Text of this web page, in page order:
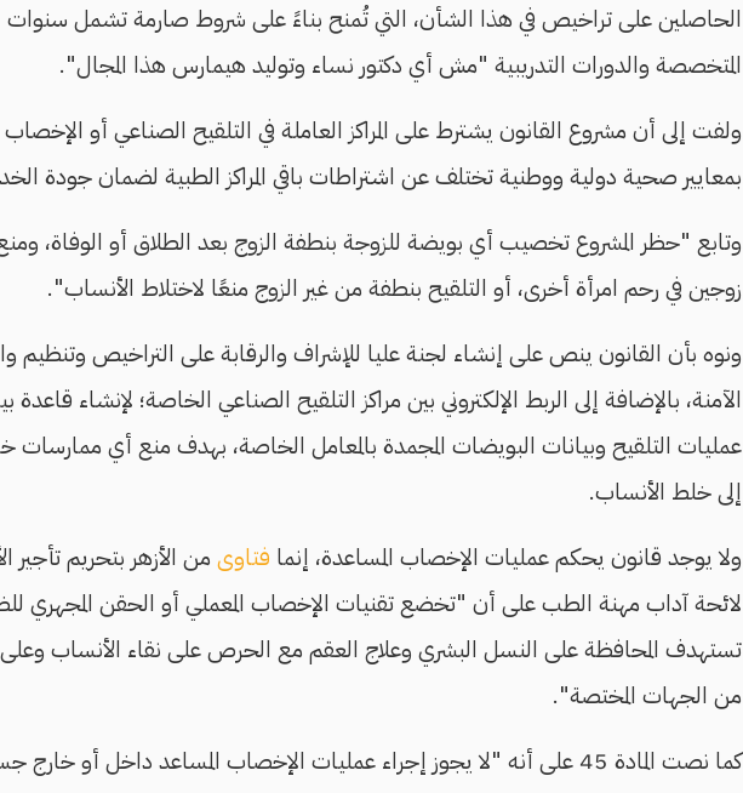
الحاصلين على تراخيص في هذا الشأن، التي تُمنح بناءً على شروط صارمة تشمل سنوات
المتخصصة والدورات التدريبية "مش أي دكتور نساء وتوليد هيمارس هذا المجال".
ولفت إلى أن مشروع القانون يشترط على المراكز العاملة في التلقيح الصناعي أو
بمعايير صحية دولية ووطنية تختلف عن اشتراطات باقي المراكز الطبية لضمان جودة
وتابع "حظر المشروع تخصيب أي بويضة للزوجة بنطفة الزوج بعد الطلاق أو الوفاة،
زوجين في رحم امرأة أخرى، أو التلقيح بنطفة من غير الزوج منعًا لاختلاط الأنساب".
ونوه بأن القانون ينص على إنشاء لجنة عليا للإشراف والرقابة على التراخيص وتنظيم
الآمنة، بالإضافة إلى الربط الإلكتروني بين مراكز التلقيح الصناعي الخاصة؛ لإنشاء
عمليات التلقيح وبيانات البويضات المجمدة بالمعامل الخاصة، بهدف منع أي
إلى خلط الأنساب.
ولا يوجد قانون يحكم عمليات الإخصاب المساعدة، إنما فتاوىمن الأزهر بتحريم تأجير
لائحة آداب مهنة الطب على أن "تخضع تقنيات الإخصاب المعملي أو الحقن المجهري
تستهدف المحافظة على النسل البشري وعلاج العقم مع الحرص على نقاء الأنساب وعلى
من الجهات المختصة".
كما نصت المادة 45 على أنه "لا يجوز إجراء عمليات الإخصاب المساعد داخل أو